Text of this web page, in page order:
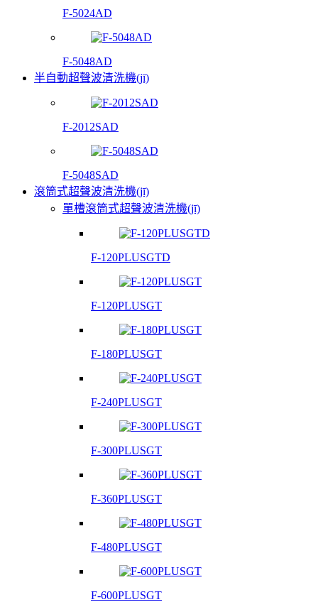
F-5024AD
F-5048AD
半自動超聲波清洗機(jī)
F-2012SAD
F-5048SAD
滾筒式超聲波清洗機(jī)
單槽滾筒式超聲波清洗機(jī)
F-120PLUSGTD
F-120PLUSGT
F-180PLUSGT
F-240PLUSGT
F-300PLUSGT
F-360PLUSGT
F-480PLUSGT
F-600PLUSGT